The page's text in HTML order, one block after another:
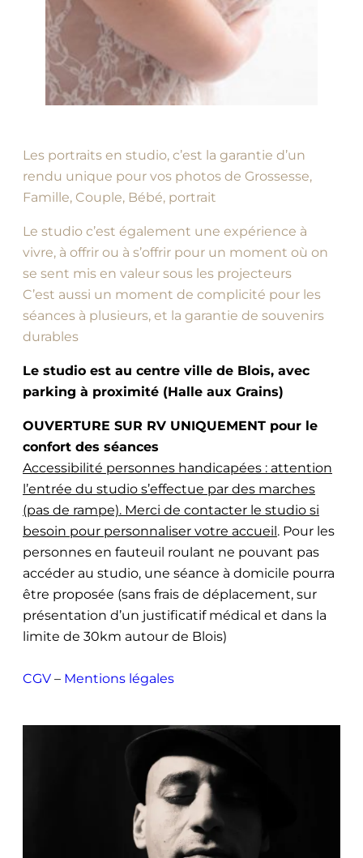
Les portraits en studio, c’est la garantie d’un
rendu unique pour vos photos de Grossesse,
Famille, Couple, Bébé, portrait
Le studio c’est également une expérience à
vivre, à offrir ou à s’offrir pour un moment où on
se sent mis en valeur sous les projecteurs
C’est aussi un moment de complicité pour les
séances à plusieurs, et la garantie de souvenirs
durables
Le studio est au centre ville de Blois, avec
parking à proximité (Halle aux Grains)
OUVERTURE SUR RV UNIQUEMENT pour le
confort des séances
Accessibilité personnes handicapées : attention
l’entrée du studio s’effectue par des marches
(pas de rampe). Merci de contacter le studio si
besoin pour personnaliser votre accueil. Pour les
personnes en fauteuil roulant ne pouvant pas
accéder au studio, une séance à domicile pourra
être proposée (sans frais de déplacement, sur
présentation d’un justificatif médical et dans la
limite de 30km autour de Blois)
CGV – Mentions légales